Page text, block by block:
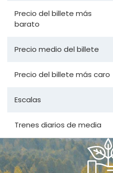
Precio del billete más
barato
Precio medio del billete
Precio del billete más caro
Escalas
Trenes diarios de media